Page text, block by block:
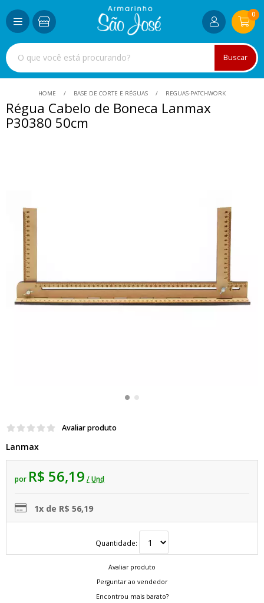
Buscar
0
HOME BASE DE CORTE E RÉGUAS REGUAS-PATCHWORK
Régua Cabelo de Boneca Lanmax
P30380 50cm
Avaliar produto
Lanmax
por R$ 56,19 / Und
1x de R$ 56,19
Quantidade:
Avaliar produto
Perguntar ao vendedor
Encontrou mais barato?